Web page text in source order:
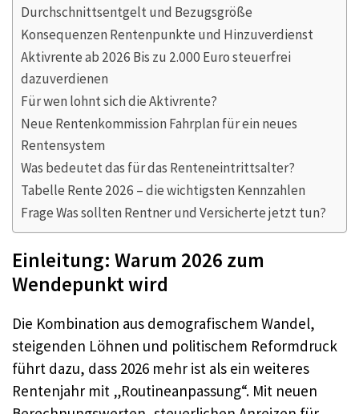
Durchschnittsentgelt und Bezugsgröße
Konsequenzen Rentenpunkte und Hinzuverdienst
Aktivrente ab 2026 Bis zu 2.000 Euro steuerfrei
dazuverdienen
Für wen lohnt sich die Aktivrente?
Neue Rentenkommission Fahrplan für ein neues
Rentensystem
Was bedeutet das für das Renteneintrittsalter?
Tabelle Rente 2026 – die wichtigsten Kennzahlen
Frage Was sollten Rentner und Versicherte jetzt tun?
Einleitung: Warum 2026 zum
Wendepunkt wird
Die Kombination aus demografischem Wandel,
steigenden Löhnen und politischem Reformdruck
führt dazu, dass 2026 mehr ist als ein weiteres
Rentenjahr mit „Routineanpassung“. Mit neuen